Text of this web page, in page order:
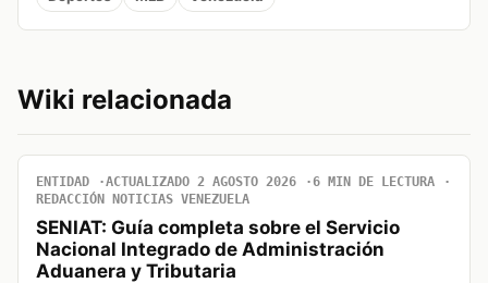
Wiki relacionada
ENTIDAD ACTUALIZADO 2 AGOSTO 2026
6 MIN DE LECTURA
REDACCIÓN NOTICIAS VENEZUELA
SENIAT: Guía completa sobre el Servicio
Nacional Integrado de Administración
Aduanera y Tributaria